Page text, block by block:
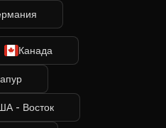
Канада
- Восток